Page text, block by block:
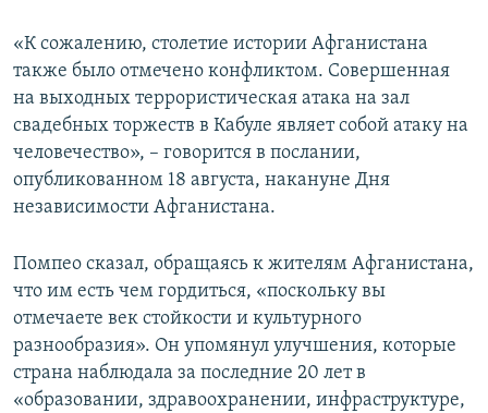
«К сожалению, столетие истории Афганистана
также было отмечено конфликтом. Совершенная
на выходных террористическая атака на зал
свадебных торжеств в Кабуле являет собой атаку на
человечество», – говорится в послании,
опубликованном 18 августа, накануне Дня
независимости Афганистана.
Помпео сказал, обращаясь к жителям Афганистана,
что им есть чем гордиться, «поскольку вы
отмечаете век стойкости и культурного
разнообразия». Он упомянул улучшения, которые
страна наблюдала за последние 20 лет в
«образовании, здравоохранении, инфраструктуре,